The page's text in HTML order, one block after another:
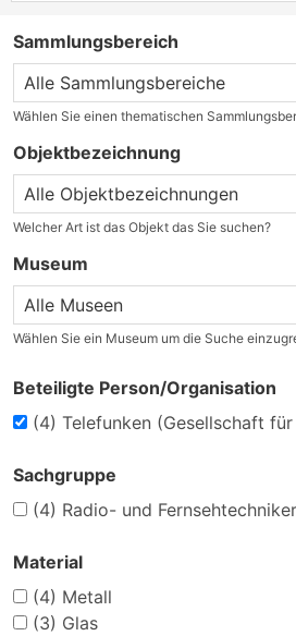
Sammlungsbereich
Wählen Sie einen thematischen
Objektbezeichnung
Welcher Art ist das Objekt das Sie suchen?
Museum
Wählen Sie ein Museum um die Suche
Beteiligte Person/Organisation
(4) Telefunken (Gesellschaft für
Sachgruppe
(4) Radio- und Fernsehtechniker
Material
(4) Metall
(3) Glas